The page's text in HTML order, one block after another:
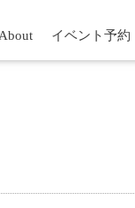
About イベント予約